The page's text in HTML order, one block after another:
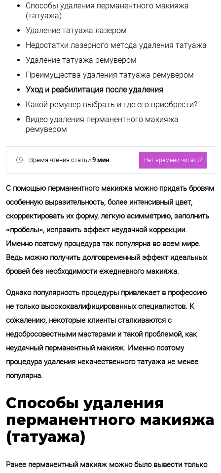
Время чтения статьи 9 мин Нет времени читать?
Отправить
Обработку своих персональных
данных.
С помощью перманентного макияжа можно придать бровям
особенную выразительность, более интенсивный цвет,
скорректировать их форму, легкую асимметрию, заполнить
«пробелы», исправить эффект неудачной коррекции.
Именно поэтому процедура так популярна во всем мире.
Ведь можно получить долговременный эффект идеальных
бровей без необходимости ежедневного макияжа.
Однако популярность процедуры привлекает в профессию
не только высококвалифицированных специалистов. К
сожалению, некоторые клиенты сталкиваются с
недобросовестными мастерами и такой проблемой, как
неудачный перманентный макияж. Именно поэтому
процедура удаления некачественного татуажа не менее
популярна.
Способы удаления
перманентного макияжа
(татуажа)
Ранее перманентный макияж можно было вывести только
Способы удаления перманентного макияжа
(татуажа)
Удаление татуажа лазером
Недостатки лазерного метода удаления татуажа
Удаление татуажа ремувером
Преимущества удаления татуажа ремувером
Уход и реабилитация после удаления
Какой ремувер выбрать и где его приобрести?
Видео удаления перманентного макияжа
ремувером